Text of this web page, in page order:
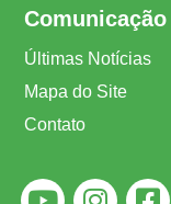
Comunicação
Últimas Notícias
Mapa do Site
Contato